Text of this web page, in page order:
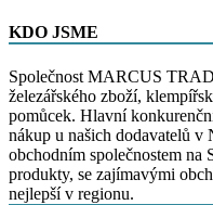
KDO JSME
Společnost MARCUS
železářského zboží,
pomůcek. Hlavní
nákup u našich dodavatelů v
obchodním společnostem na
produkty, se zajímavými
nejlepší v regionu.